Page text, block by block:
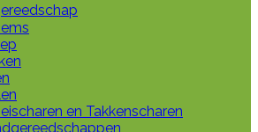
en Takkenscharen